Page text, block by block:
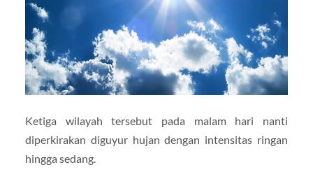
Ketiga wilayah tersebut pada malam hari nanti
diperkirakan diguyur hujan dengan intensitas ringan
hingga sedang.